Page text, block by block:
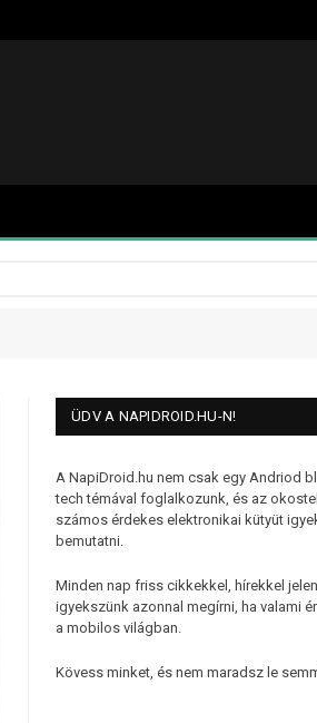
ÜDV A NAPIDROID.HU-N!
A NapiDroid.hu nem csak egy Andriod
tech témával foglalkozunk, és az
számos érdekes elektronikai kütyüt
bemutatni.
Minden nap friss cikkekkel, hírekkel
igyekszünk azonnal megírni, ha valami
a mobilos világban.
Kövess minket, és nem maradsz le